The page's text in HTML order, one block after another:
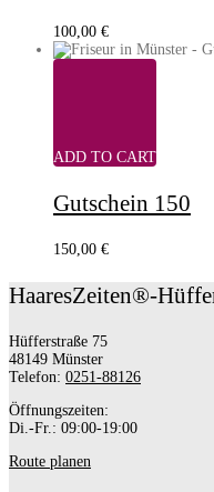
100,00 €
ADD TO CART
Gutschein 150
150,00 €
HaaresZeiten®-
Hüfferstraße 75
48149 Münster
Telefon: 0251-88126
Öffnungszeiten:
Di.-Fr.: 09:00-19:00
Route planen